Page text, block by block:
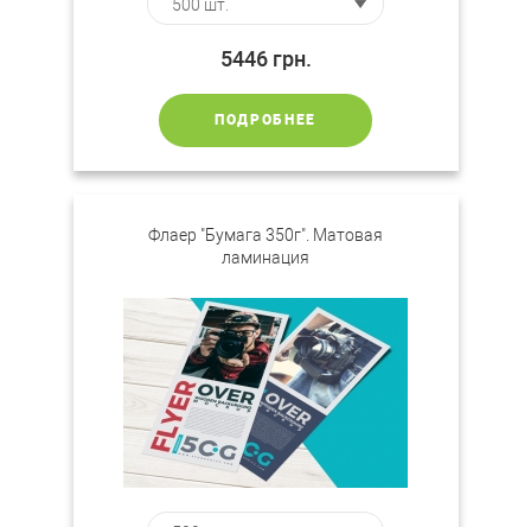
5446 грн.
ПОДРОБНЕЕ
Флаер "Бумага 350г". Матовая
ламинация